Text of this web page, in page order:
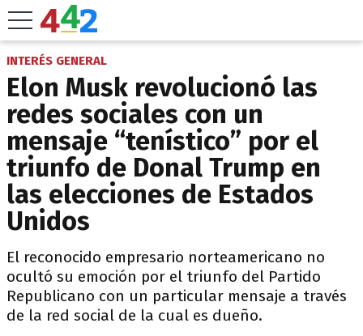
INTERÉS GENERAL
Elon Musk revolucionó las
redes sociales con un
mensaje “tenístico” por el
triunfo de Donal Trump en
las elecciones de Estados
Unidos
El reconocido empresario norteamericano no
ocultó su emoción por el triunfo del Partido
Republicano con un particular mensaje a través
de la red social de la cual es dueño.